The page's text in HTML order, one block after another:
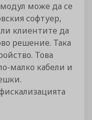
може да се
софтуер,
клиентите да
решение. Така
Това
малко кабели и